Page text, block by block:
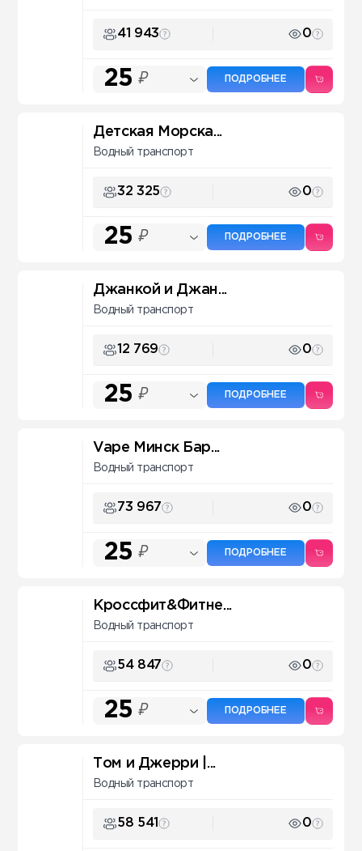
41 943 0
25 ₽ ПОДРОБНЕЕ
Детская Морска...
Водный транспорт
32 325 0
25 ₽ ПОДРОБНЕЕ
Джанкой и Джан...
Водный транспорт
12 769 0
25 ₽ ПОДРОБНЕЕ
Vape Минск Бар...
Водный транспорт
73 967 0
25 ₽ ПОДРОБНЕЕ
Кроссфит&Фитне...
Водный транспорт
54 847 0
25 ₽ ПОДРОБНЕЕ
Том и Джерри |...
Водный транспорт
58 541 0